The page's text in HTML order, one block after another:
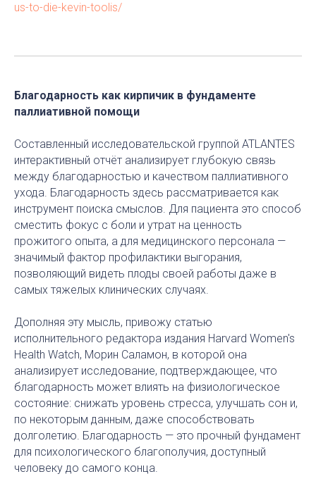
us-to-die-kevin-toolis/
Благодарность как кирпичик в фундаменте
паллиативной помощи
Составленный исследовательской группой ATLANTES
интерактивный отчёт анализирует глубокую связь
между благодарностью и качеством паллиативного
ухода. Благодарность здесь рассматривается как
инструмент поиска смыслов. Для пациента это способ
сместить фокус с боли и утрат на ценность
прожитого опыта, а для медицинского персонала —
значимый фактор профилактики выгорания,
позволяющий видеть плоды своей работы даже в
самых тяжелых клинических случаях.
Дополняя эту мысль, привожу статью
исполнительного редактора издания Harvard Women's
Health Watch, Морин Саламон, в которой она
анализирует исследование, подтверждающее, что
благодарность может влиять на физиологическое
состояние: снижать уровень стресса, улучшать сон и,
по некоторым данным, даже способствовать
долголетию. Благодарность — это прочный фундамент
для психологического благополучия, доступный
человеку до самого конца.